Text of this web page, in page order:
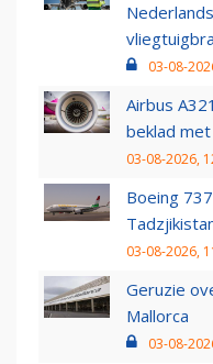
03-08-
Airbus
beklad
03-08-2026,
Boeing
03-08-2026,
Geruzie
Mallorca
03-08-